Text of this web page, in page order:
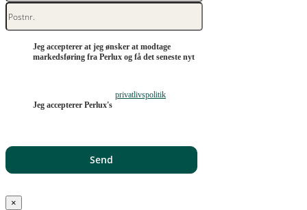
Jeg accepterer at jeg ønsker at modtage
markedsføring fra Perlux og få det seneste nyt
Jeg accepterer Perlux's
privatlivspolitik
×